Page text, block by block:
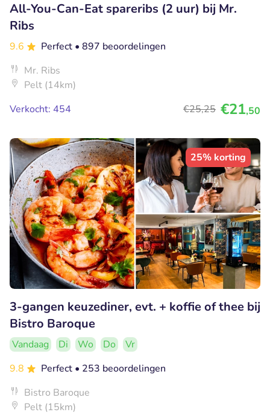
All-You-Can-Eat spareribs (2 uur) bij Mr.
Ribs
9.6 Perfect • 897 beoordelingen
Mr. Ribs
Pelt (14km)
Verkocht: 454
€25,25 €21,50
25% korting
3-gangen keuzediner, evt. + koffie of thee bij
Bistro Baroque
Vandaag Di Wo Do
Vr
9.8
Perfect • 253 beoordelingen
Bistro Baroque
Pelt (15km)